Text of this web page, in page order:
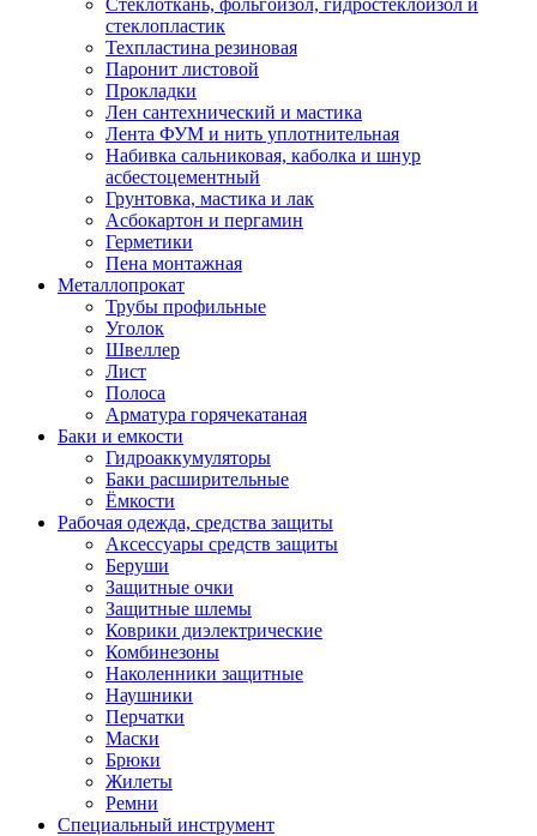
Стеклоткань, фольгоизол, гидростеклоизол и
стеклопластик
Техпластина резиновая
Паронит листовой
Прокладки
Лен сантехнический и мастика
Лента ФУМ и нить уплотнительная
Набивка сальниковая, каболка и шнур
асбестоцементный
Грунтовка, мастика и лак
Асбокартон и пергамин
Герметики
Пена монтажная
Металлопрокат
Трубы профильные
Уголок
Швеллер
Лист
Полоса
Арматура горячекатаная
Баки и емкости
Гидроаккумуляторы
Баки расширительные
Ёмкости
Рабочая одежда, средства защиты
Аксессуары средств защиты
Беруши
Защитные очки
Защитные шлемы
Коврики диэлектрические
Комбинезоны
Наколенники защитные
Наушники
Перчатки
Маски
Брюки
Жилеты
Ремни
Специальный инструмент